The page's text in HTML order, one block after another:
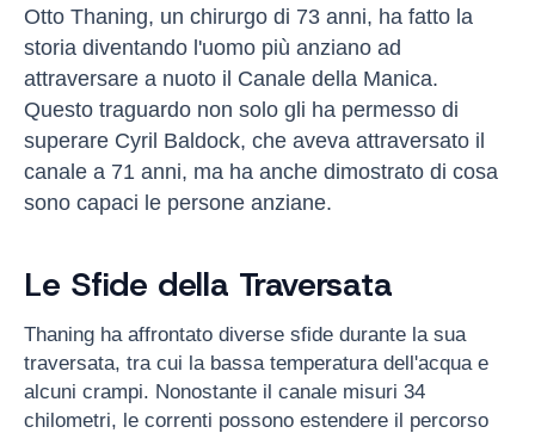
Otto Thaning, un chirurgo di 73 anni, ha fatto la
storia diventando l'uomo più anziano ad
attraversare a nuoto il Canale della Manica.
Questo traguardo non solo gli ha permesso di
superare Cyril Baldock, che aveva attraversato il
canale a 71 anni, ma ha anche dimostrato di cosa
sono capaci le persone anziane.
Le Sfide della Traversata
Thaning ha affrontato diverse sfide durante la sua
traversata, tra cui la bassa temperatura dell'acqua e
alcuni crampi. Nonostante il canale misuri 34
chilometri, le correnti possono estendere il percorso